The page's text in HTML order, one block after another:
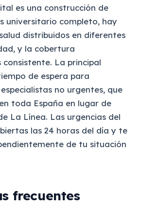
es una construcción de
universitario completo, hay
distribuidos en diferentes
y la cobertura
La principal
de espera para
no urgentes, que
toda España en lugar de
La Línea. Las urgencias del
las 24 horas del día y te
de tu situación
frecuentes